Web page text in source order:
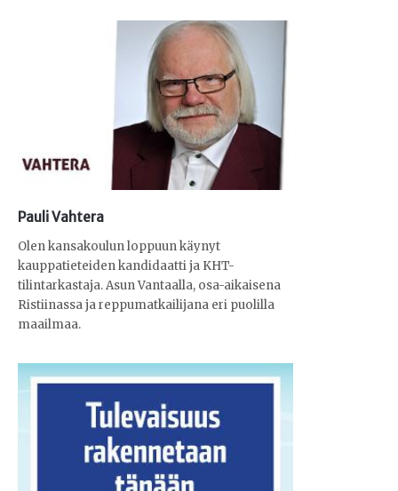
Pauli Vahtera
Olen kansakoulun loppuun käynyt
kauppatieteiden kandidaatti ja KHT-
tilintarkastaja. Asun Vantaalla, osa-aikaisena
Ristiinassa ja reppumatkailijana eri puolilla
maailmaa.